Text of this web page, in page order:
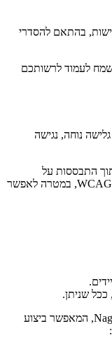
בהתאם להסדרי
לעמוד לרשותכם
נוחה, נגישה
התבססות על
עקרונות התקן הישראלי ת"י 5568 והנחיות WCAG 2.1, במטרה לאפשר
שניתן.
בנוסף, באתר מותקן סרגל הנגישות Nagish Express, המאפשר ביצוע